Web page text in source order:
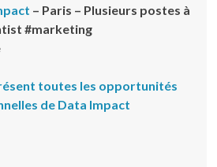
– Paris – Plusieurs postes à
#marketing
toutes les opportunités
de Data Impact